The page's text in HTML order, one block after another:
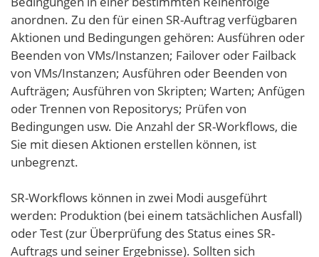
anordnen. Zu den für einen SR-Auftrag verfügbaren
Aktionen und Bedingungen gehören: Ausführen oder
Beenden von VMs/Instanzen; Failover oder Failback
von VMs/Instanzen; Ausführen oder Beenden von
Aufträgen; Ausführen von Skripten; Warten; Anfügen
oder Trennen von Repositorys; Prüfen von
Bedingungen usw. Die Anzahl der SR-Workflows, die
Sie mit diesen Aktionen erstellen können, ist
unbegrenzt.
SR-Workflows können in zwei Modi ausgeführt
werden: Produktion (bei einem tatsächlichen Ausfall)
oder Test (zur Überprüfung des Status eines SR-
Auftrags und seiner Ergebnisse). Sollten sich